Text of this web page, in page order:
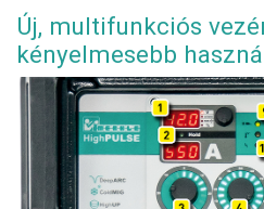
Új, multifunkciós
kényelmesebb